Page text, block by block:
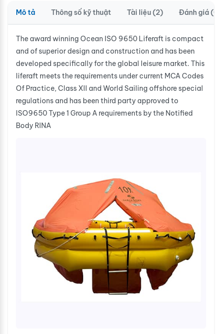
Mô tả Thông số kỹ thuật Tài liệu (2) Đánh giá (0)
The award winning Ocean ISO 9650 Liferaft is compact
and of superior design and construction and has been
developed specifically for the global leisure market. This
liferaft meets the requirements under current MCA Codes
Of Practice, Class XII and World Sailing offshore special
regulations and has been third party approved to
ISO9650 Type 1 Group A requirements by the Notified
Body RINA